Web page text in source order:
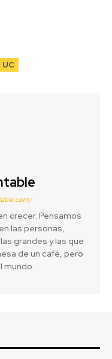
crecer. Pensamos
las personas,
grandes y las que
de un café, pero
mundo.